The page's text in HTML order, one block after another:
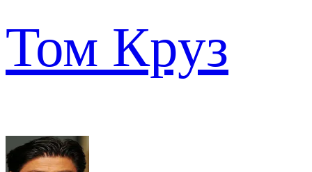
Том Круз